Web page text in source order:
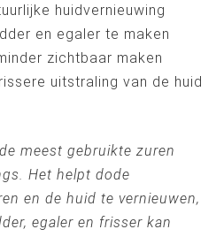
huidvernieuwing
en egaler te maken
zichtbaar maken
uitstraling van de huid
meest gebruikte zuren
Het helpt dode
en de huid te vernieuwen,
egaler en frisser kan